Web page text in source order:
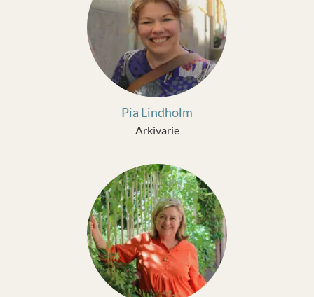
Pia Lindholm
Arkivarie